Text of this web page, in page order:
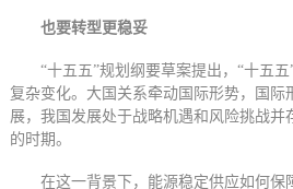
也要转型更稳妥
“十五五”规划纲要草案提出，“十五
复杂变化。大国关系牵动国际形势，国际
展，我国发展处于战略机遇和风险挑战并
的时期。
在这一背景下，能源稳定供应如何保